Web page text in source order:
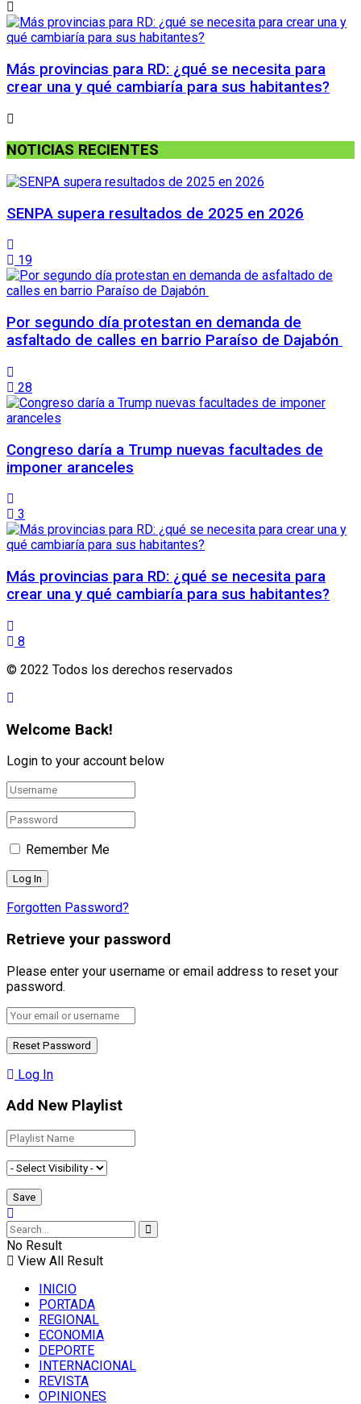
Más provincias para RD: ¿qué se necesita para
crear una y qué cambiaría para sus habitantes?
NOTICIAS RECIENTES
SENPA supera resultados de 2025 en 2026
19
Por segundo día protestan en demanda de
asfaltado de calles en barrio Paraíso de Dajabón
28
Congreso daría a Trump nuevas facultades de
imponer aranceles
3
Más provincias para RD: ¿qué se necesita para
crear una y qué cambiaría para sus habitantes?
8
© 2022 Todos los derechos reservados
Welcome Back!
Login to your account below
Remember Me
Forgotten Password?
Retrieve your password
Please enter your username or email address to reset your
password.
Log In
Add New Playlist
No Result
View All Result
INICIO
PORTADA
REGIONAL
ECONOMIA
DEPORTE
INTERNACIONAL
REVISTA
OPINIONES